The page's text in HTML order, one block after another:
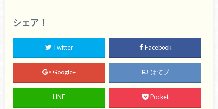
シェア！
Twitter Facebook
Google+ はてブ
LINE Pocket